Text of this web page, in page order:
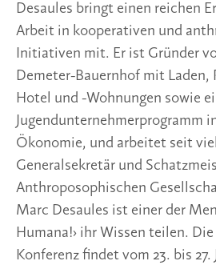
Desaules bringt einen reichen
Arbeit in kooperativen und
Initiativen mit. Er ist Gründer
Demeter-Bauernhof mit Laden,
Hotel und -Wohnungen sowie
Jugendunternehmerprogramm
Ökonomie, und arbeitet seit
Generalsekretär und
Anthroposophischen
Marc Desaules ist einer der
Humana!› ihr Wissen teilen.
Konferenz findet vom 23. bis